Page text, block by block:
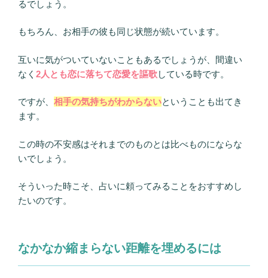
るでしょう。
もちろん、お相手の彼も同じ状態が続いています。
互いに気がついていないこともあるでしょうが、間違い
なく 2人とも恋に落ちて恋愛を謳歌している時です。
ですが、 相手の気持ちがわからないということも出てき
ます。
この時の不安感はそれまでのものとは比べものにならな
いでしょう。
そういった時こそ、占いに頼ってみることをおすすめし
たいのです。
なかなか縮まらない距離を埋めるには